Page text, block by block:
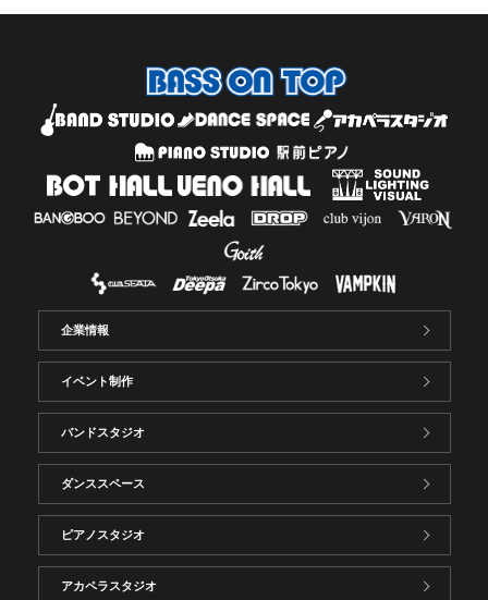
企業情報
イベント制作
バンドスタジオ
ダンススペース
ピアノスタジオ
アカペラスタジオ